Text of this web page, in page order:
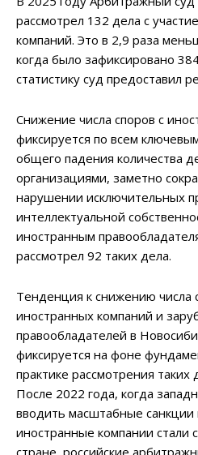
рассмотрел 132 дела с
компаний. Это в 2,9 раза
когда было зафиксировано
статистику суд предоставил
Снижение числа споров с
фиксируется по всем
общего падения количества
организациями, заметно
нарушении исключительных
интеллектуальной
иностранным
рассмотрел 92 таких дела.
Тенденция к снижению числа
иностранных компаний и
правообладателей в
фиксируется на фоне
практике рассмотрения таких
После 2022 года, когда
вводить масштабные санкции
иностранные компании стали
стране, российские